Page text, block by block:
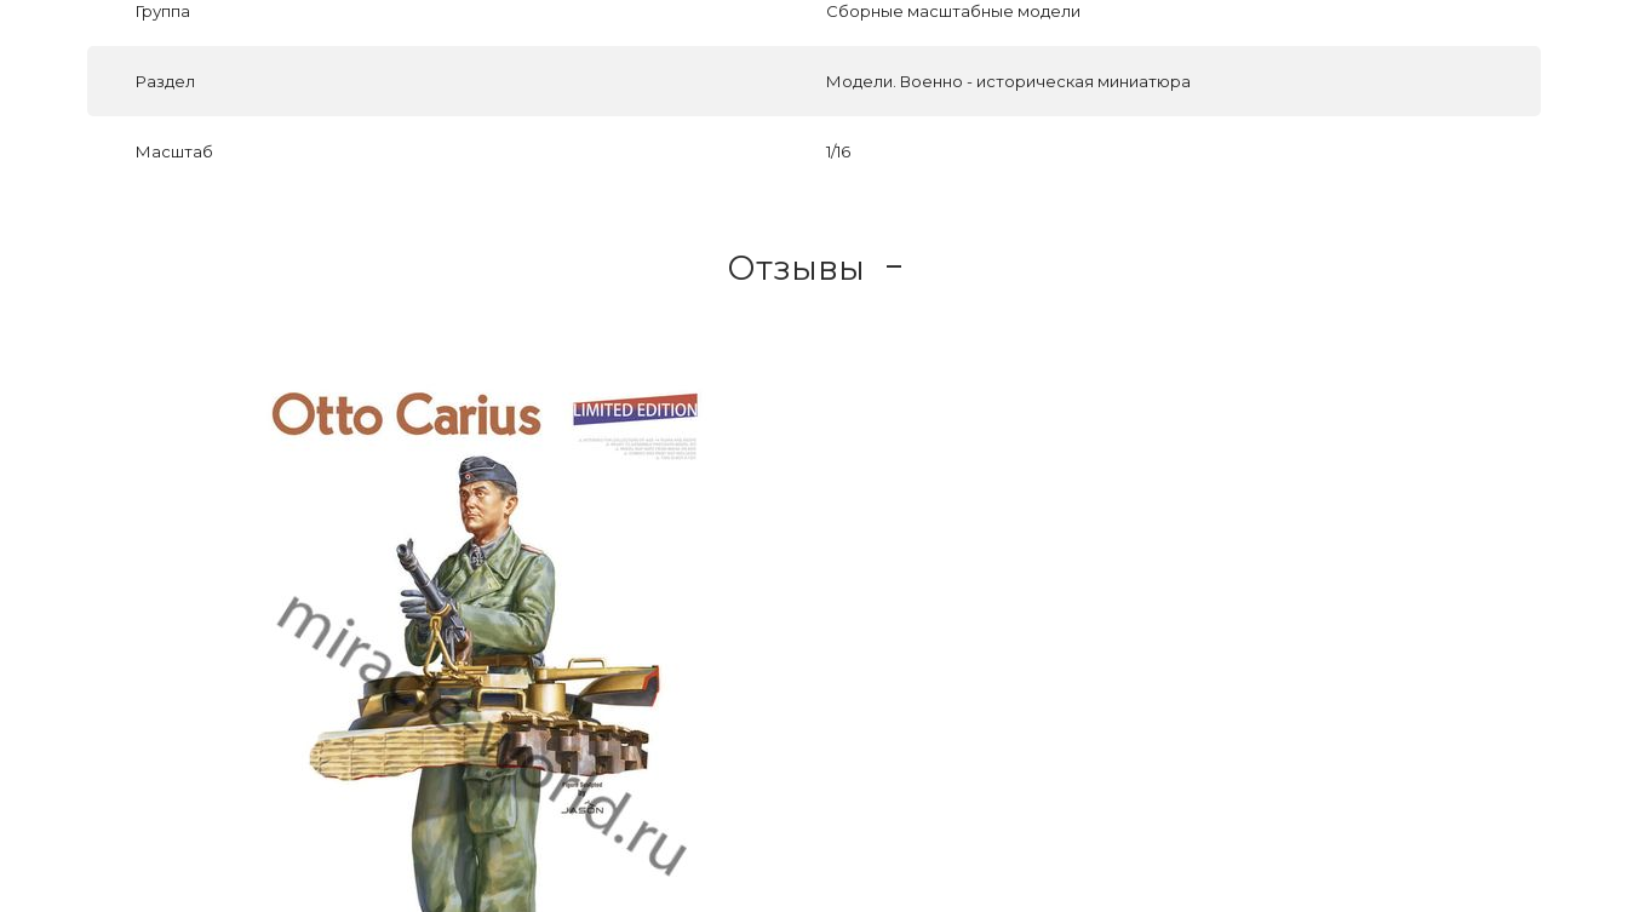
Группа Сборные масштабные модели
Раздел Модели. Военно - историческая миниатюра
Масштаб 1/16
Отзывы